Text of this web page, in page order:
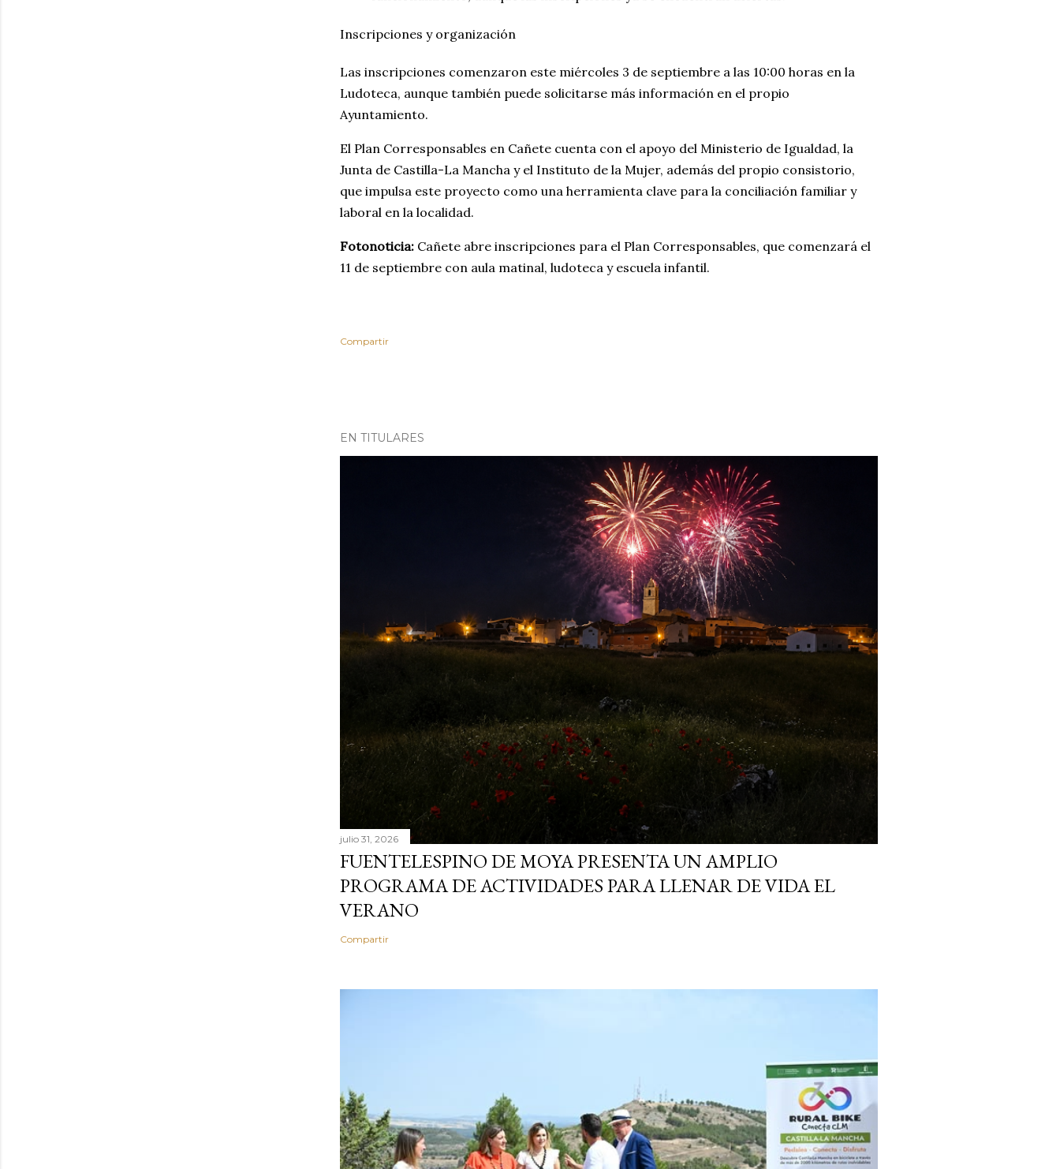
Inscripciones y organización
Las inscripciones comenzaron este miércoles 3 de septiembre a las 10:00 horas en la
Ludoteca, aunque también puede solicitarse más información en el propio
Ayuntamiento.
El Plan Corresponsables en Cañete cuenta con el apoyo del Ministerio de Igualdad, la
Junta de Castilla-La Mancha y el Instituto de la Mujer, además del propio consistorio,
que impulsa este proyecto como una herramienta clave para la conciliación familiar y
laboral en la localidad.
Fotonoticia: Cañete abre inscripciones para el Plan Corresponsables, que comenzará el
11 de septiembre con aula matinal, ludoteca y escuela infantil.
Compartir
EN TITULARES
julio 31, 2026
FUENTELESPINO DE MOYA PRESENTA UN AMPLIO
PROGRAMA DE ACTIVIDADES PARA LLENAR DE VIDA EL
VERANO
Compartir